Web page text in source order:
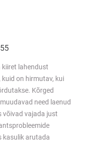
kiiret lahendust
on hirmutav, kui
Kõrged
need laenud
võivad vajada just
kasulik arutada